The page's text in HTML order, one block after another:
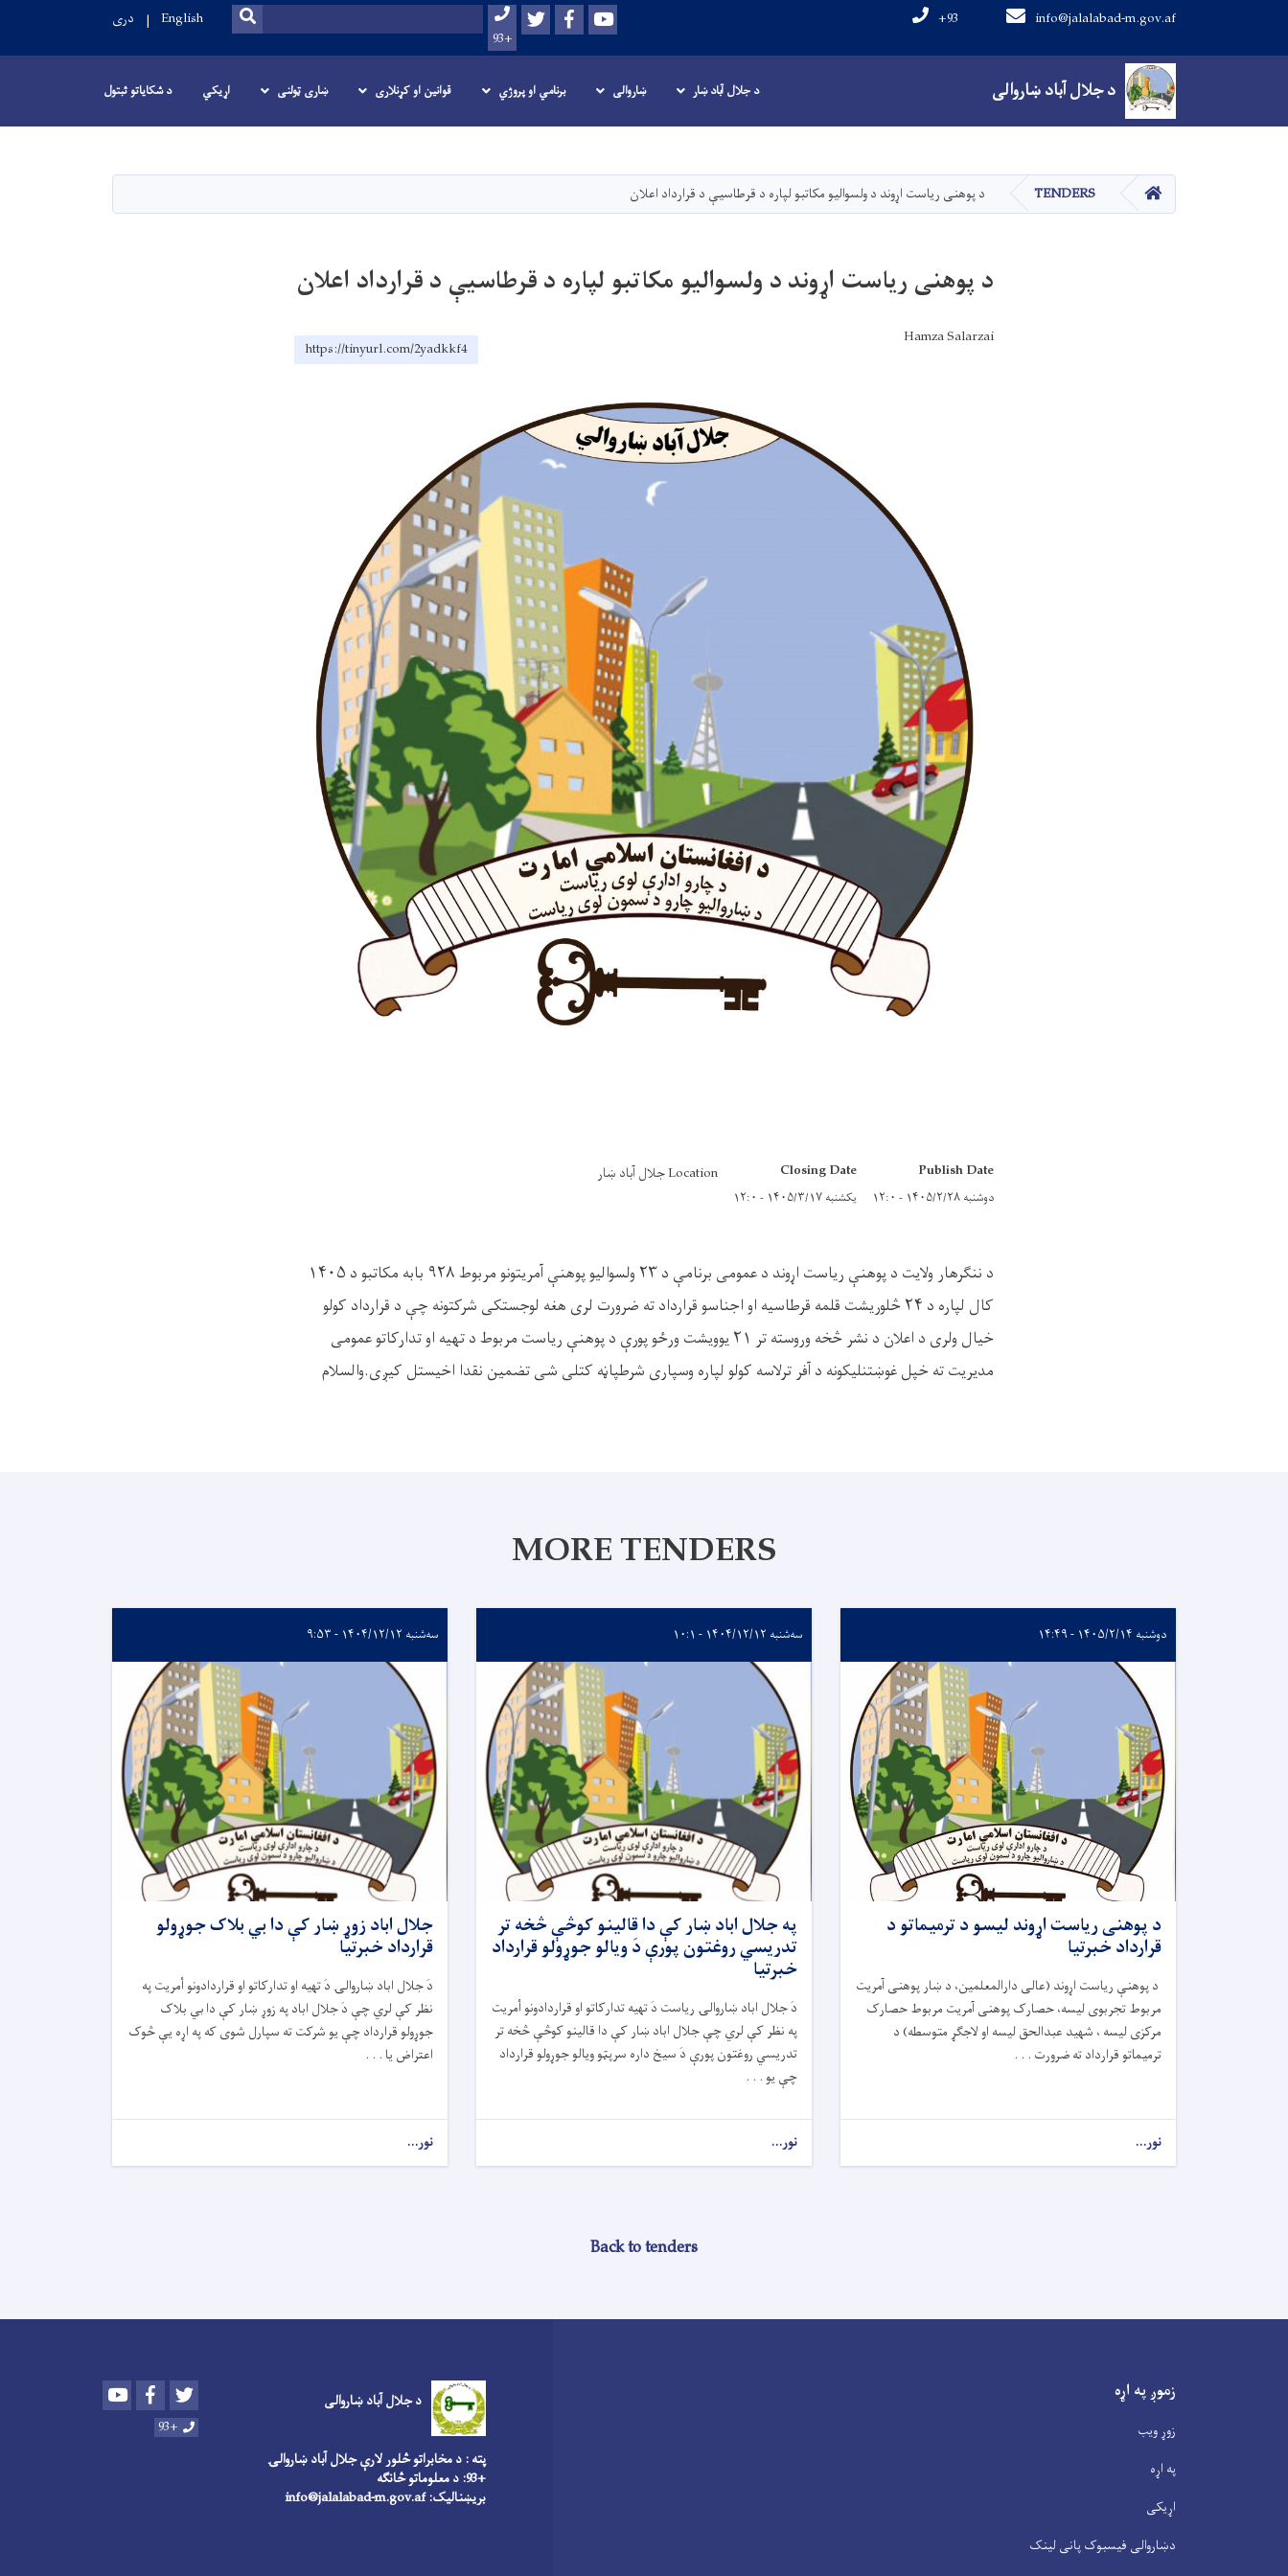
دانګل
د جلال آباد ښاروالی
info@jalalabad-m.gov.af
+93
Youtube
Facebook
Twitter
+93
لټون SEARCH
English دری
Main navigation
د جلال آباد ښاروالی د جلال آباد ښار ښاروالی برنامي او پروژي قوانین او کړنلاری ښاری ټولنی اړیکي د شکایاتو ثبتول
کور TENDERS د پوهنی ریاست اړوند د ولسوالیو مکاتبو لپاره د قرطاسیې د قرارداد اعلان
د پوهنی ریاست اړوند د ولسوالیو مکاتبو لپاره د قرطاسیې د قرارداد اعلان
Hamza Salarzai
https://tinyurl.com/2yadkkf4
Publish Date
دوشنبه ۱۴۰۵/۲/۲۸ - ۱۲:۰
Closing Date
یکشنبه ۱۴۰۵/۳/۱۷ - ۱۲:۰
Location جلال آباد ښار
د ننګرهار ولایت د پوهنې ریاست اړوند د عمومی برنامې د ۲۳ ولسوالیو پوهنې آمریتونو مربوط ۹۲۸ بابه مکاتبو د ۱۴۰۵
کال لپاره د ۲۴ څلوریشت قلمه قرطاسیه او اجناسو قرارداد ته ضرورت لری هغه لوجستکی شرکتونه چې د قرارداد کولو
خیال ولری د اعلان د نشر څخه وروسته تر ۲۱ یوویشت ورځو پورې د پوهنې ریاست مربوط د تهیه او تدارکاتو عمومی
مدیریت ته خپل غوښتنلیکونه د آفر ترلاسه کولو لپاره وسپاری شرطپاڼه کتلی شی تضمین نقدا اخیستل کیږی.والسلام
MORE TENDERS
دوشنبه ۱۴۰۵/۲/۱۴ - ۱۴:۴۹
د پوهنی ریاست اړوند لیسو د ترمیماتو د
قرارداد خبرتیا
د پوهنې ریاست اړوند (عالی دارالمعلمین، د ښار پوهنی آمریت
مربوط تجربوی لیسه، حصارک پوهنی آمریت مربوط حصارک
مرکزی لیسه ، شهید عبدالحق لیسه او لاجګړ متوسطه) د
ترمیماتو قرارداد ته ضرورت . . .
نور...
سه‌شنبه ۱۴۰۴/۱۲/۱۲ - ۱۰:۱
په جلال اباد ښار کې دا قالينو کوڅې څخه تر
تدريسي روغتون پورې دَ ويالو جوړولو قرارداد
خبرتیا
دَ جلال اباد ښاروالۍ ریاست دَ تهيه تدارکاتو او قراردادونو أمريت
په نظر کې لري چې جلال اباد ښار کې دا قالينو کوڅې څخه تر
تدريسي روغتون پورې دَ سيخ داره سرپټو ويالو جوړولو قرارداد
چې يو . . .
نور...
سه‌شنبه ۱۴۰۴/۱۲/۱۲ - ۹:۵۳
جلال اباد زوړ ښار کې دا بي بلاک جوړولو
قرارداد خبرتیا
دَ جلال اباد ښاروالۍ دَ تهيه او تدارکاتو او قراردادونو أمريت په
نظر کې لري چې دَ جلال اباد په زوړ ښار کې دا بي بلاک
جوړولو قرارداد چې يو شرکت ته سپارل شوى که په اړه يې څوک
اعتراض يا . . .
نور...
Back to tenders
زموږ په اړه
زوړ ویب
په اړه
اړیکی
دښاروالی فیسبوک پانی لینک
د جلال آباد ښاروالی Youtube Facebook
+93
پته : د مخابراتو څلور لارې جلال آباد ښاروالۍ
+93: د معلوماتو څانګه
بریښنالیک: info@jalalabad-m.gov.af